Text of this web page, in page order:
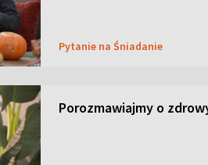
Pytanie na Śniadanie
Porozmawiajmy o